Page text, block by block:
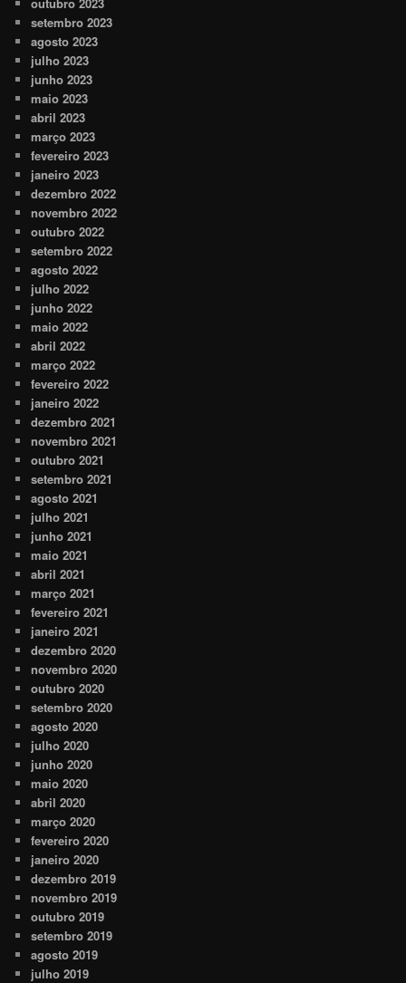
setembro 2023
agosto 2023
julho 2023
junho 2023
maio 2023
abril 2023
março 2023
fevereiro 2023
janeiro 2023
dezembro 2022
novembro 2022
outubro 2022
setembro 2022
agosto 2022
julho 2022
junho 2022
maio 2022
abril 2022
março 2022
fevereiro 2022
janeiro 2022
dezembro 2021
novembro 2021
outubro 2021
setembro 2021
agosto 2021
julho 2021
junho 2021
maio 2021
abril 2021
março 2021
fevereiro 2021
janeiro 2021
dezembro 2020
novembro 2020
outubro 2020
setembro 2020
agosto 2020
julho 2020
junho 2020
maio 2020
abril 2020
março 2020
fevereiro 2020
janeiro 2020
dezembro 2019
novembro 2019
outubro 2019
setembro 2019
agosto 2019
julho 2019